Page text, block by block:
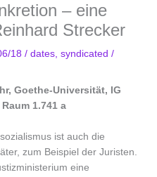
– eine
Strecker
18/dates ,syndicated /
Goethe-Universität, IG
1.741 a
ist auch die
zum Beispiel der Juristen.
eine